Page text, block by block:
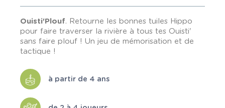
Ouisti'Plouf. Retourne les bonnes tuiles Hippo
pour faire traverser la rivière à tous tes Ouisti'
sans faire plouf ! Un jeu de mémorisation et de
tactique !
à partir de 4 ans